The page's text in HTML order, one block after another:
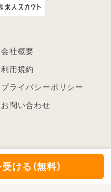
ける（無料）
会社概要
利用規約
プライバシーポリシー
お問い合わせ